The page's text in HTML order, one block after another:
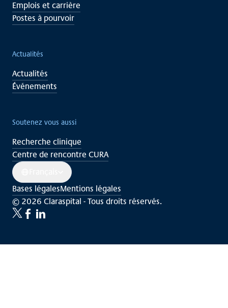
Emplois et carrière
Postes à pourvoir
Actualités
Actualités
Événements
Soutenez vous aussi
Recherche clinique
Centre de rencontre CURA
Bases légalesMentions légales
© 2026 Claraspital - Tous droits réservés.
TwitterFacebook
LinkedIn